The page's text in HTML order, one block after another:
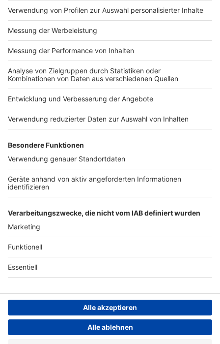
Impressum
Nutzungsbedingungen
Jobs
Presse
Werben
Archiv
ANTENNE BAYERN GROUP
Stiftung ANTENNE BAYERN
hilft
Teilnahmebedingungen
Grounding Page ANTENNE
BAYERN
Kontakt
Studio-Hotline
Verkehrs-Hotline
Datenschutz­erklärung
einstellungen
Persönliche Datenkontrolle
Newsletter